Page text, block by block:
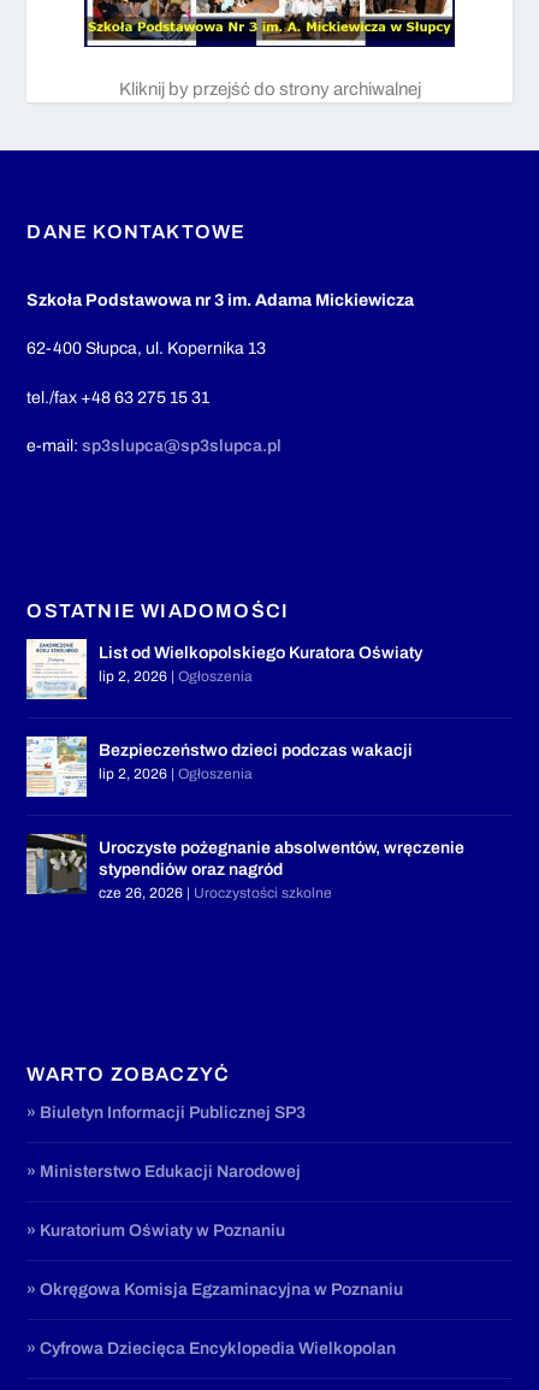
Kliknij by przejść do strony archiwalnej
DANE KONTAKTOWE
Szkoła Podstawowa nr 3 im. Adama Mickiewicza
62-400 Słupca, ul. Kopernika 13
tel./fax +48 63 275 15 31
e-mail:sp3slupca@sp3slupca.pl
OSTATNIE WIADOMOŚCI
List od Wielkopolskiego Kuratora Oświaty
lip 2, 2026 |Ogłoszenia
Bezpieczeństwo dzieci podczas wakacji
lip 2, 2026 |Ogłoszenia
Uroczyste pożegnanie absolwentów, wręczenie
stypendiów oraz nagród
cze 26, 2026 | Uroczystości szkolne
WARTO ZOBACZYĆ
» Biuletyn Informacji Publicznej SP3
» Ministerstwo Edukacji Narodowej
» Kuratorium Oświaty w Poznaniu
» Okręgowa Komisja Egzaminacyjna w Poznaniu
» Cyfrowa Dziecięca Encyklopedia Wielkopolan